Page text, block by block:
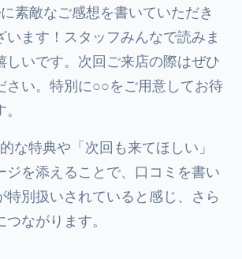
素敵なご感想を書いていただき
います！スタッフみんなで読みま
しいです。次回ご来店の際はぜひ
さい。特別に○○をご用意してお待
な特典や「次回も来てほしい」
ジを添えることで、口コミを書い
特別扱いされていると感じ、さら
ながります。